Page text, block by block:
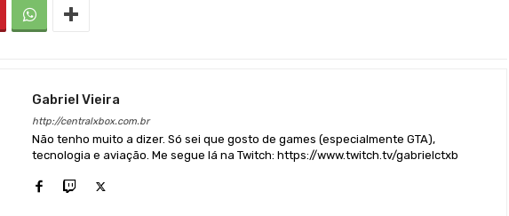
Gabriel Vieira
http://centralxbox.com.br
Não tenho muito a dizer. Só sei que gosto de games (especialmente GTA),
tecnologia e aviação. Me segue lá na Twitch: https://www.twitch.tv/gabrielctxb